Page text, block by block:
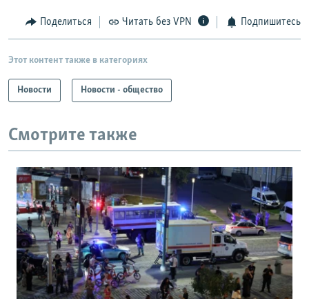
Поделиться Читать без VPN Подпишитесь
Этот контент также в категориях
Новости Новости - общество
Смотрите также